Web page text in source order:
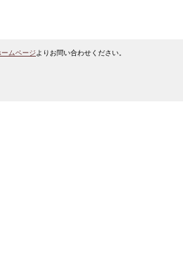
ームページよりお問い合わせください。